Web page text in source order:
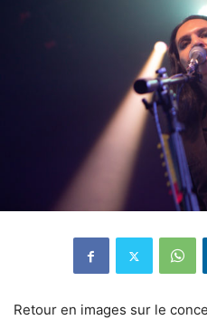
Retour en images sur le